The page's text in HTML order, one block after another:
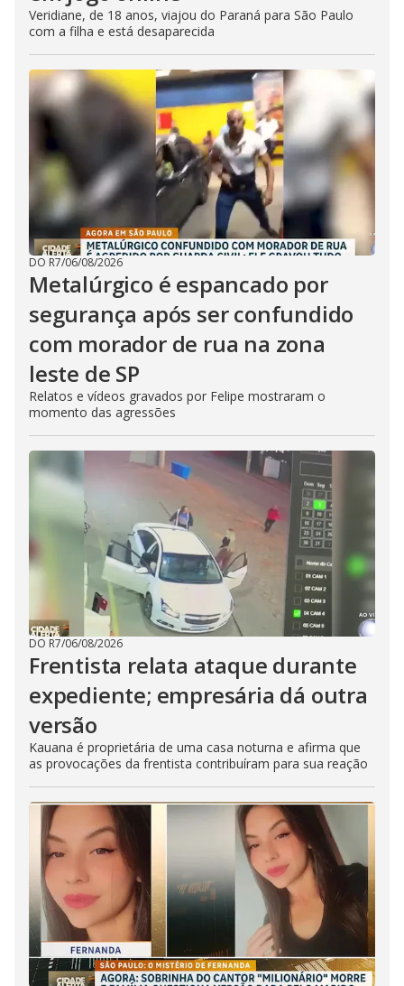
Veridiane, de 18 anos, viajou do Paraná para São Paulo
com a filha e está desaparecida
DO R7/06/08/2026
Metalúrgico é espancado por
segurança após ser confundido
com morador de rua na zona
leste de SP
Relatos e vídeos gravados por Felipe mostraram o
momento das agressões
DO R7/06/08/2026
Frentista relata ataque durante
expediente; empresária dá outra
versão
Kauana é proprietária de uma casa noturna e afirma que
as provocações da frentista contribuíram para sua reação